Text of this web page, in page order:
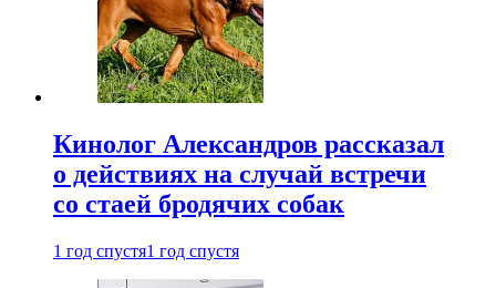
Кинолог Александров рассказал
о действиях на случай встречи
со стаей бродячих собак
1 год спустя1 год спустя